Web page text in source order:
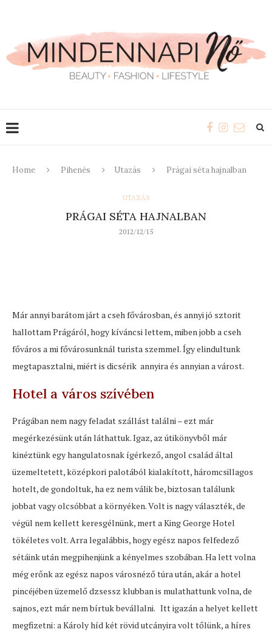
Home Pihenés Utazás Prágai séta hajnalban
UTAZÁS
PRÁGAI SÉTA HAJNALBAN
2012/12/15
Már annyi barátom járt a cseh fővárosban, és annyi jó sztorit
hallottam Prágáról, hogy kíváncsi lettem, miben jobb a cseh
főváros a mi fővárosunknál turista szemmel. Így elindultunk
megtapasztalni, miért is dicsérik annyira és annyian a várost.
Hotel a város szívében
Prágában nem nagy feladat szállást találni – ezt már
megérkezésünk után láthattuk. Igaz, az útikönyvből már
kinéztünk egy hangulatosnak ígérkező, angol család által
üzemeltetett, középkori palotából kialakított, háromcsillagos
hotelt, de gondoltuk, ha ez nem válik be, biztosan találunk
jobbat vagy olcsóbbat a környéken. Volt is nagy választék, de
végül nem kellett keresgélnünk, mert a King George Hotel
tökéletes volt. Arra legalábbis, hogy egész napos felfedező
sétáink után megpihenjünk a kényelmes szobában. Ha lett volna
még erőnk az egész napos városnéző túra után, akár a hotel
pincéjében üzemelő dzsessz klubban is mulathattunk volna, de
sajnos, ezt már nem bírtuk bevállalni. Itt igazán a helyet kellett
megfizetni: a Károly híd két rövid utcányira volt tőlünk, a híres